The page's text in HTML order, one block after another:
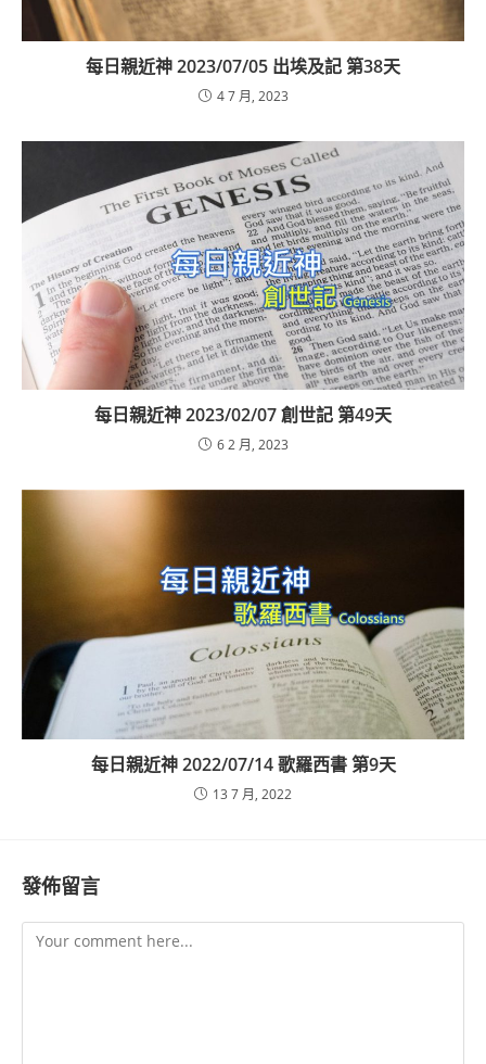
每日親近神 2023/07/05 出埃及記 第38天
4 7 月, 2023
每日親近神 2023/02/07 創世記 第49天
6 2 月, 2023
每日親近神 2022/07/14 歌羅西書 第9天
13 7 月, 2022
發佈留言